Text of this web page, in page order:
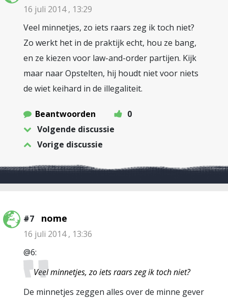
16 juli 2014 , 13:29
Veel minnetjes, zo iets raars zeg ik toch niet?
Zo werkt het in de praktijk echt, hou ze bang,
en ze kiezen voor law-and-order partijen. Kijk
maar naar Opstelten, hij houdt niet voor niets
de wiet keihard in de illegaliteit.
Beantwoorden
0
Volgende discussie
Vorige discussie
#7 nome
16 juli 2014 , 13:36
@6:
Veel minnetjes, zo iets raars zeg ik toch niet?
De minnetjes zeggen alles over de minne gever